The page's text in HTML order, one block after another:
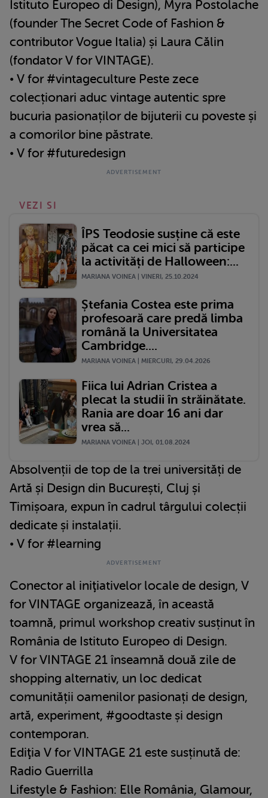
Istituto Europeo di Design), Myra Postolache
(founder The Secret Code of Fashion &
contributor Vogue Italia) și Laura Călin
(fondator V for VINTAGE).
• V for #vintageculture Peste zece
colecționari aduc vintage autentic spre
bucuria pasionaților de bijuterii cu poveste și
a comorilor bine păstrate.
• V for #futuredesign
VEZI SI
ÎPS Teodosie susține că este
păcat ca cei mici să participe
la activități de Halloween:...
MARIANA VOINEA | VINERI, 25.10.2024
Ștefania Costea este prima
profesoară care predă limba
română la Universitatea
Cambridge....
MARIANA VOINEA | MIERCURI, 29.04.2026
Fiica lui Adrian Cristea a
plecat la studii în străinătate.
Rania are doar 16 ani dar
vrea să...
MARIANA VOINEA | JOI, 01.08.2024
Absolvenții de top de la trei universități de
Artă și Design din București, Cluj și
Timișoara, expun în cadrul târgului colecții
dedicate și instalații.
• V for #learning
Conector al iniţiativelor locale de design, V
for VINTAGE organizează, în această
toamnă, primul workshop creativ susținut în
România de Istituto Europeo di Design.
V for VINTAGE 21 înseamnă două zile de
shopping alternativ, un loc dedicat
comunității oamenilor pasionați de design,
artă, experiment, #goodtaste și design
contemporan.
Ediţia V for VINTAGE 21 este susținută de:
Radio Guerrilla
Lifestyle & Fashion: Elle România, Glamour,